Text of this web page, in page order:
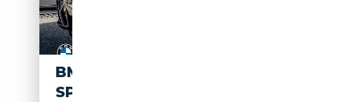
BMW X4 XDRIVE30D M
SPORTPAKET ACC GSD CAM